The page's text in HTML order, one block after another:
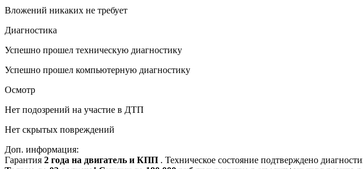
Вложений никаких не требует
Диагностика
Успешно прошел техническую диагностику
Успешно прошел компьютерную диагностику
Осмотр
Нет подозрений на участие в ДТП
Нет скрытых повреждений
Доп. информация:
Гарантия 2 года на двигатель и КПП . Техническое состояние подтверждено